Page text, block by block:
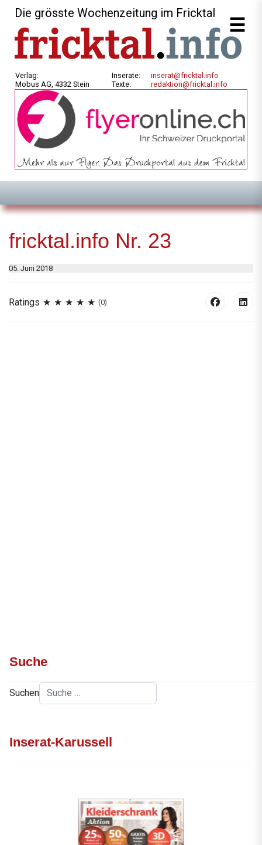
Die grösste Wochenzeitung im Fricktal
Verlag:
Mobus AG, 4332 Stein
Inserate:
Texte:
inserat@fricktal.info
redaktion@fricktal.info
fricktal.info Nr. 23
05. Juni 2018
Ratings (0)
Suche
Suchen
Inserat-Karussell